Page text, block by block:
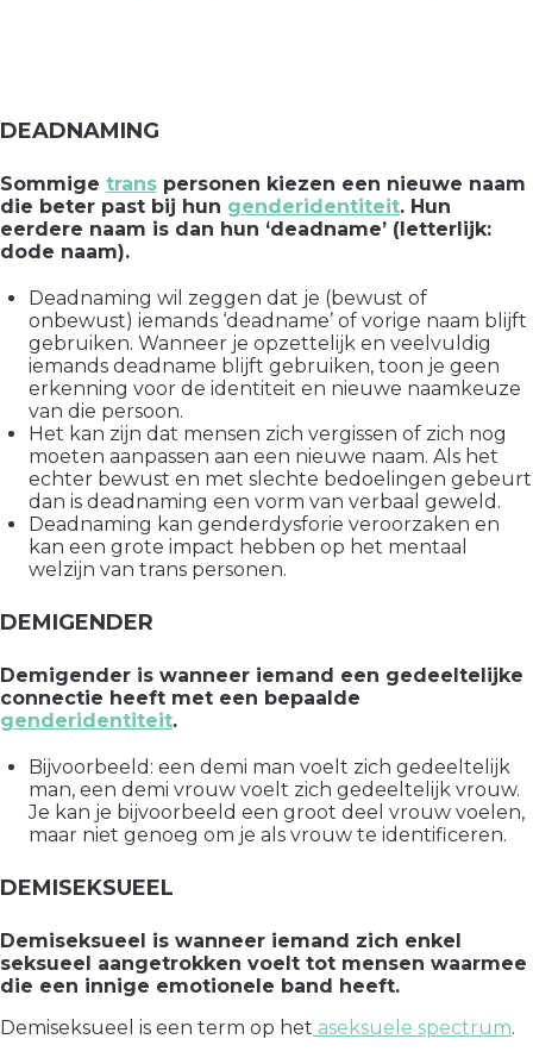
DEADNAMING
Sommige trans personen kiezen een nieuwe naam
die beter past bij hun genderidentiteit. Hun
eerdere naam is dan hun ‘deadname’ (letterlijk:
dode naam).
Deadnaming wil zeggen dat je (bewust of
onbewust) iemands ‘deadname’ of vorige naam blijft
gebruiken. Wanneer je opzettelijk en veelvuldig
iemands deadname blijft gebruiken, toon je geen
erkenning voor de identiteit en nieuwe naamkeuze
van die persoon.
Het kan zijn dat mensen zich vergissen of zich nog
moeten aanpassen aan een nieuwe naam. Als het
echter bewust en met slechte bedoelingen gebeurt
dan is deadnaming een vorm van verbaal geweld.
Deadnaming kan genderdysforie veroorzaken en
kan een grote impact hebben op het mentaal
welzijn van trans personen.
DEMIGENDER
Demigender is wanneer iemand een gedeeltelijke
connectie heeft met een bepaalde
genderidentiteit.
Bijvoorbeeld: een demi man voelt zich gedeeltelijk
man, een demi vrouw voelt zich gedeeltelijk vrouw.
Je kan je bijvoorbeeld een groot deel vrouw voelen,
maar niet genoeg om je als vrouw te identificeren.
DEMISEKSUEEL
Demiseksueel is wanneer iemand zich enkel
seksueel aangetrokken voelt tot mensen waarmee
die een innige emotionele band heeft.
Demiseksueel is een term op het aseksuele spectrum.